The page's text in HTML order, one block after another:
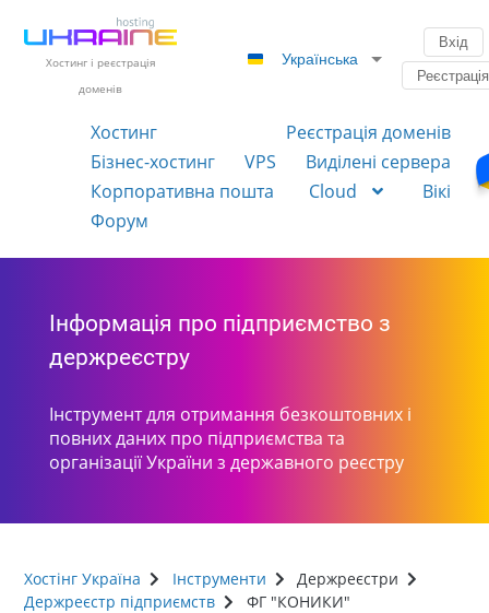
Хостинг і реєстрація
доменів
Українська
Вхід
Реєстрація
Хостинг
Реєстрація доменів
Бізнес-хостинг
VPS
Виділені сервера
Корпоративна пошта
Cloud
Вікі
Форум
Інформація про підприємство з
держреєстру
Інструмент для отримання безкоштовних і
повних даних про підприємства та
організації України з державного реєстру
Хостінг Україна Інструменти
Держреєстри
Держреєстр підприємств
ФГ "КОНИКИ"